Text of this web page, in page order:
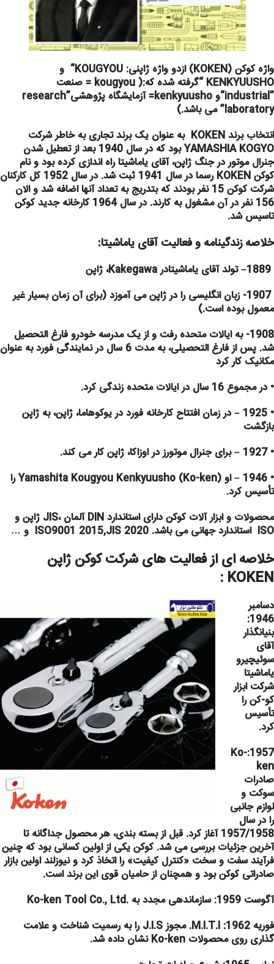
واژه کوکن (KOKEN) ازدو واژه ژاپنی: KOUGYOU“ و
KENKYUUSHO “گرفته شده که:( kougyou = صنعت
”industrial“و kenkyuusho= آزمایشگاه پژوهشی”research
laboratory” می باشد.)
انتخاب برند KOKEN به عنوان یک برند تجاری به خاطر شرکت
YAMASHIA KOGYO بود که در سال 1940 بعد از تعطیل شدن
جنرال موتور در جنگ ژاپن، آقای یاماشیتا راه اندازی کرده بود و نام
کوکن KOKEN رسما در سال 1941 ثبت شد. در سال 1952 کل کارکنان
شرکت کوکن 15 نفر بودند که بتدریج به تعداد آنها اضافه شد و الان
156 نفر در آن مشغول به کارند. در سال 1964 کارخانه جدید کوکن
تاسیس شد.
خلاصه زندگینامه و فعالیت آقای یاماشیتا:
1907- زبان انگلیسی را در ژاپن می آموزد (برای آن زمان بسیار غیر
معمول بوده است.)
1908- به ایالات متحده رفت و از یک مدرسه خودرو فارغ التحصیل
شد. پس از فارغ التحصیلی، به مدت 6 سال در نمایندگی فورد به عنوان
مکانیک کار کرد
• در مجموع 16 سال در ایالات متحده زندگی کرد.
• 1925 – در زمان افتتاح کارخانه فورد در یوکوهاما، ژاپن، به ژاپن
بازگشت
• 1927 – برای جنرال موتورز در اوزاکا، ژاپن کار می کند.
• 1946 – او Yamashita Kougyou Kenkyuusho (Ko-ken) را
تأسیس کرد.
محصولات و ابزار آلات کوکن دارای استاندارد DIN آلمان ،JIS ژاپن و
ISO استاندارد جهانی می باشد. ISO9001 2015,JIS 2020 و …
خلاصه ای از فعالیت های شرکت کوکن ژاپن
KOKEN :
دسامبر
1946:
بنیانگذار
آقای
سوئیچیرو
یاماشیتا
شرکت ابزار
کو-کن را
تأسیس
کرد.
1957:
Ko-
ken
صادرات
سوکت و
لوازم جانبی
را در سال
1957/1958 آغاز کرد. قبل از بسته بندی، هر محصول جداگانه تا
آخرین جزئیات بررسی می شد. کوکن یکی از اولین کسانی بود که چنین
فرآیند سفت و سخت «کنترل کیفیت» را اتخاذ کرد و نیوزلند اولین بازار
صادراتی کوکن بود و همچنان از حامیان قوی این برند است.
آگوست 1959:
سازماندهی مجدد به .Ko-ken Tool Co., Ltd
فوریه 1962:
M.I.T.I. مجوز J.I.S را به رسمیت شناخت و علامت
گذاری روی محصولات Ko-ken نشان داده شد.